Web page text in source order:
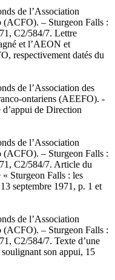
de l’Association
(ACFO). – Sturgeon Falls :
C2/584/7. Lettre
et l’AEON et
respectivement datés du
de l’Association des
ontariens (AEEFO). -
de Direction
de l’Association
(ACFO). – Sturgeon Falls :
C2/584/7. Article du
Sturgeon Falls : les
septembre 1971, p. 1 et
de l’Association
(ACFO). – Sturgeon Falls :
C2/584/7. Texte d’une
son appui, 15